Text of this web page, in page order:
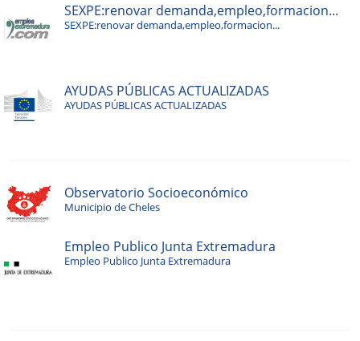
SEXPE:renovar demanda,empleo,formacion...
SEXPE:renovar demanda,empleo,formacion...
AYUDAS PÚBLICAS ACTUALIZADAS
AYUDAS PÚBLICAS ACTUALIZADAS
Observatorio Socioeconómico
Municipio de Cheles
Empleo Publico Junta Extremadura
Empleo Publico Junta Extremadura